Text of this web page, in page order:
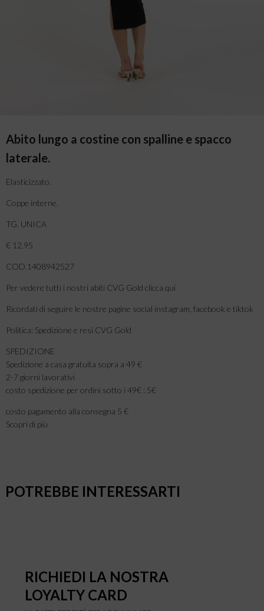
Abito lungo a costine con spalline e spacco
laterale.
Elasticizzato.
Coppe interne.
TG. UNICA
€ 12,95
COD.1408942527
Per vedere tutti i nostri abiti CVG Gold clicca qui
Ricordati di seguire le nostre pagine social instagram, facebook e tiktok
Politica: Spedizione e resi CVG Gold
SPEDIZIONE
Spedizione a casa gratuita sopra a 49 €
2-7 giorni lavorativi
costo spedizione per ordini sotto i 49€ : 5€
costo pagamento alla consegna 5 €
Scopri di più
POTREBBE INTERESSARTI
RICHIEDI LA NOSTRA
LOYALTY CARD